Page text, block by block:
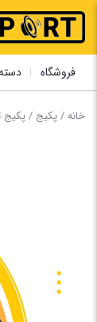
فروشگاه
خانه/پکیج / پکیج